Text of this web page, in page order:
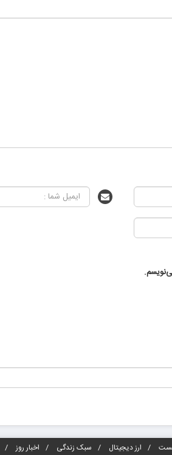
ارز دیجیتال سبک زندگی اخبار روز